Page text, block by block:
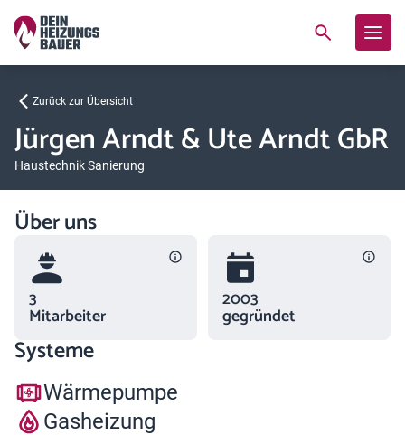
Zurück zur Übersicht
Jürgen Arndt & Ute Arndt GbR
Haustechnik Sanierung
Über uns
3
Mitarbeiter
2003
gegründet
Systeme
Wärmepumpe
Gasheizung